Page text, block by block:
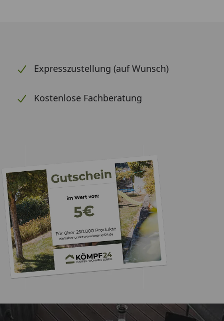
Expresszustellung (auf Wunsch)
Kostenlose Fachberatung